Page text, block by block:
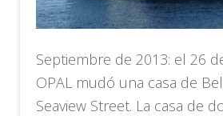
Septiembre de 2013: el 26
OPAL mudó una casa de
Seaview Street. La casa de